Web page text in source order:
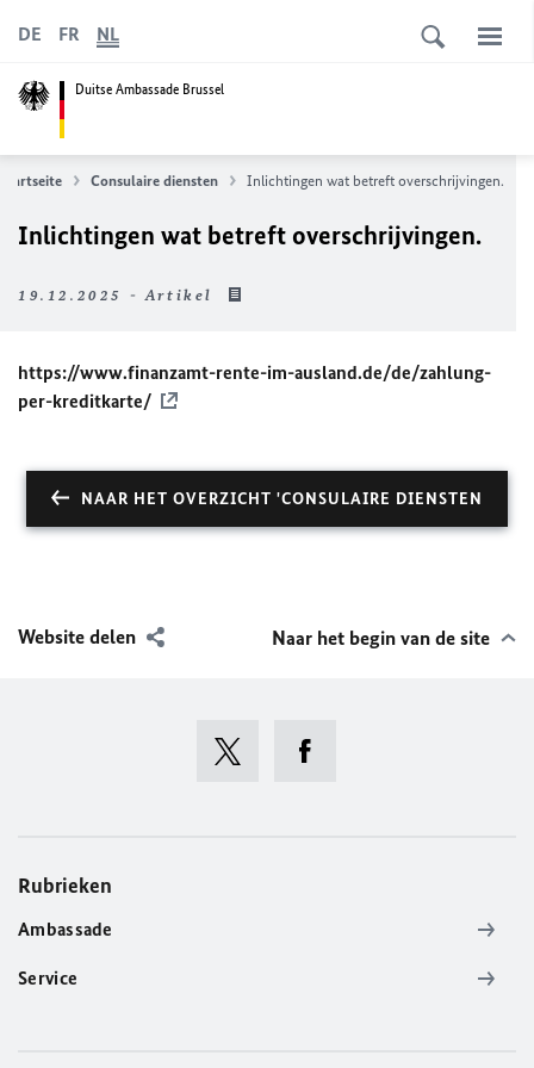
Duitse Ambassade Brussel
DE FR NL
Startseite Consulaire diensten Inlichtingen wat betreft overschrijvingen.
Inlichtingen wat betreft overschrijvingen.
19.12.2025 - Artikel
https://www.finanzamt-rente-im-ausland.de/de/zahlung-
per-kreditkarte/
NAAR HET OVERZICHT 'CONSULAIRE DIENSTEN
Website delen Naar het begin van de site
Rubrieken
Ambassade
Service